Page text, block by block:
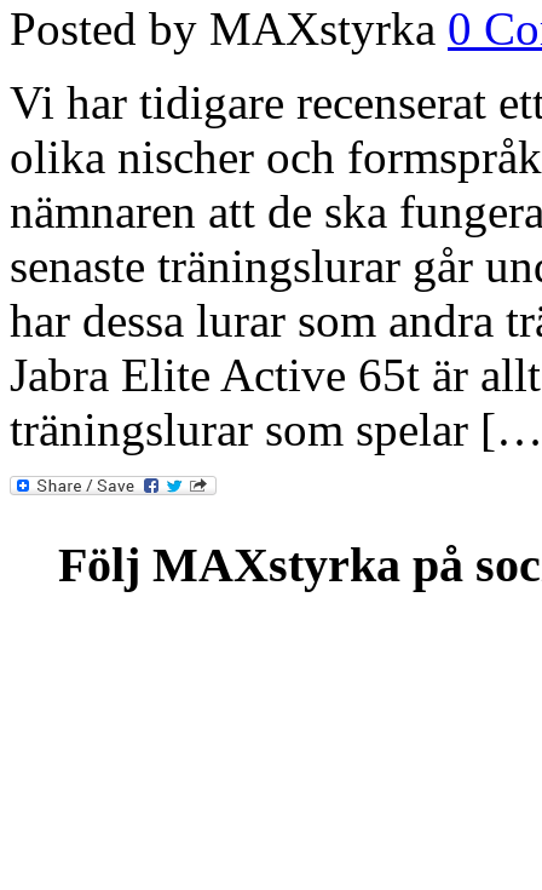
Posted by MAXstyrka 0
Vi har tidigare recenserat
olika nischer och
nämnaren att de ska
senaste träningslurar går
har dessa lurar som andra
Jabra Elite Active 65t är
träningslurar som spelar
Följ MAXstyrka på